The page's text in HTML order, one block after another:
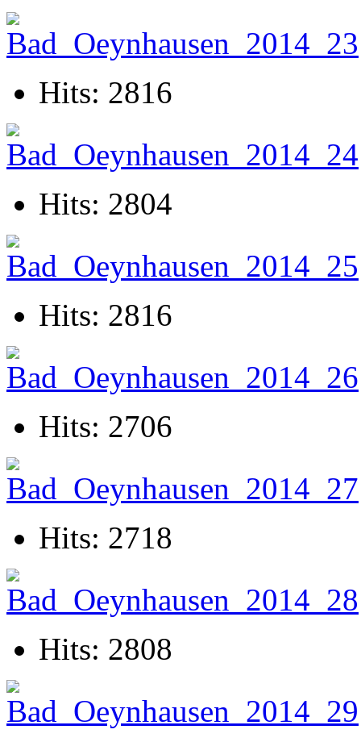
Hits: 2816
Hits: 2804
Hits: 2816
Hits: 2706
Hits: 2718
Hits: 2808